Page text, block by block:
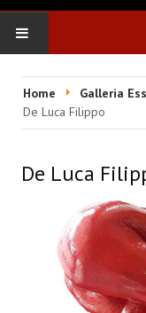
HOME
EVENTI & FIERE
RIVISTA
Ultime 5 Riviste
LABORATORIO
Video
Home Galleria
De Luca Filippo
De Luca